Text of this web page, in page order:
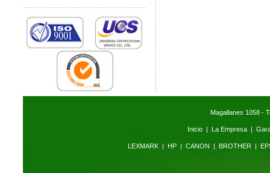
Magallanes 1058 -
Inicio| La Empresa |
LEXMARK| HP| CANON | BROTHER|